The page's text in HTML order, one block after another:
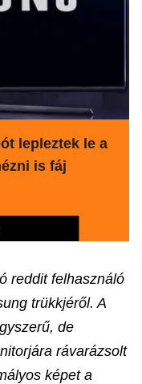
lepleztek le a
is fáj
reddit felhasználó
trükkjéről. A
de
rávarázsolt
képet a